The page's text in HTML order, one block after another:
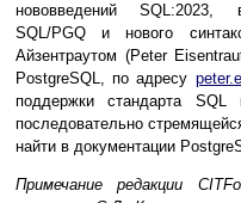
нововведений SQL:2023,
SQL/PGQ и нового
Айзентраутом (Peter
PostgreSQL, по адресу
поддержки стандарта
последовательно
найти в документации
Примечание редакции